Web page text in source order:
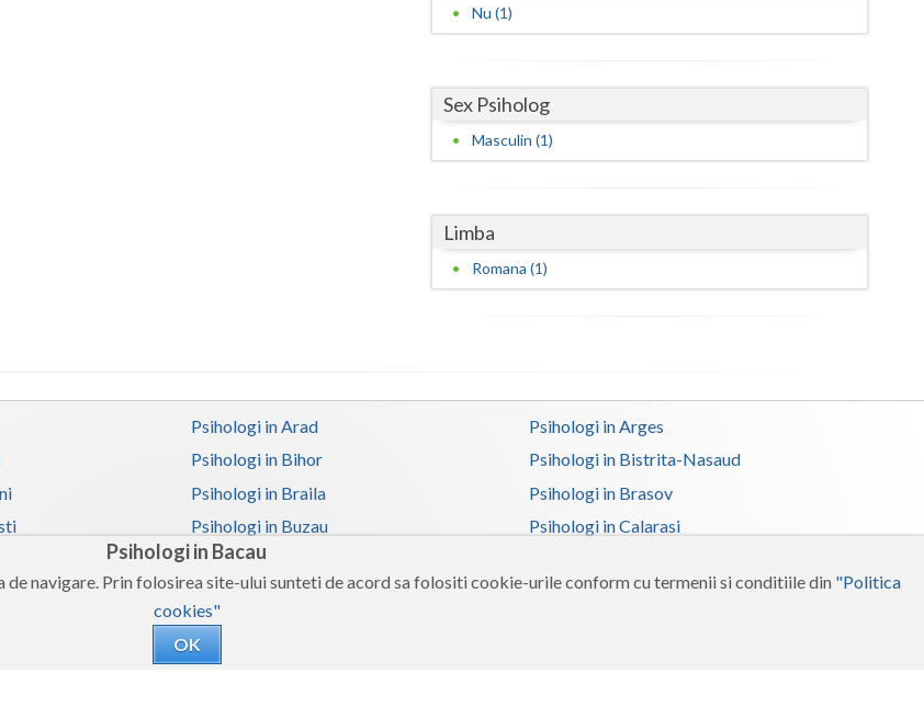
Psihologi in Bacau
navigare. Prin folosirea site-ului sunteti de acord sa folositi cookie-urile conform cu termenii si conditiile din "Politica
cookies"
OK
Nu (1)
Sex Psiholog
Masculin (1)
Limba
Romana (1)
Psihologi in Arad
Psihologi in Arges
Psihologi in Bihor
Psihologi in Bistrita-Nasaud
Psihologi in Braila
Psihologi in Brasov
Psihologi in Buzau
Psihologi in Calarasi
Psihologi in Cluj
Psihologi in Dambovita
Psihologi in Dolj
Psihologi in Giurgiu
Psihologi in Hunedoara